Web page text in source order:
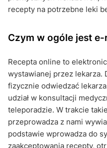
recepty na potrzebne leki
Czym w ogóle jest
Recepta online to
wystawianej przez lekarza.
fizycznie odwiedzać
udział w konsultacji
teleporadzie. W trakcie
przeprowadza z nami
podstawie wprowadza do
zaakceptowania recepty,